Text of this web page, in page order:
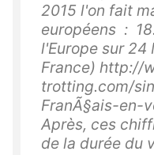
2015 l'on fait
européens :
l'Europe sur 24
France) http://
trotting.com/
FranÃ§ais-en-
Après, ces
de la durée du